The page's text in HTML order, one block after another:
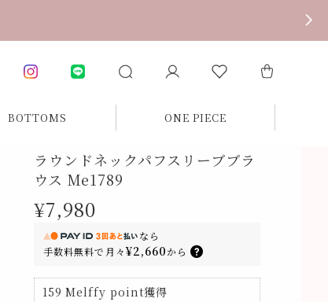
BOTTOMS ONE PIECE
ラウンドネックパフスリーブブラ
ウス Me1789
¥7,980
なら
手数料無料で 月々¥2,660から
159 Melffy point獲得